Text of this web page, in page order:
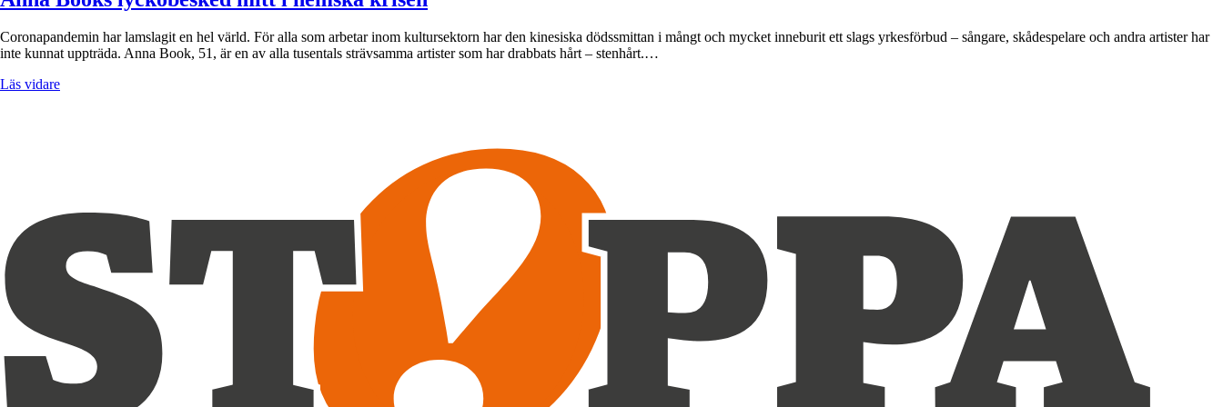
Coronapandemin har lamslagit en hel värld. För alla som arbetar inom kultursektorn har den kinesiska dödssmittan i mångt och mycket inneburit ett slags yrkesförbud – sångare, skådespelare och andra artister har
inte kunnat uppträda. Anna Book, 51, är en av alla tusentals strävsamma artister som har drabbats hårt – stenhårt.…
Läs vidare